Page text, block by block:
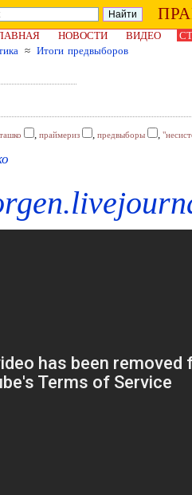
НОВОСТИ ВИДЕО
≈ Итоги предвыборов
, праймериз , предвыборы ,